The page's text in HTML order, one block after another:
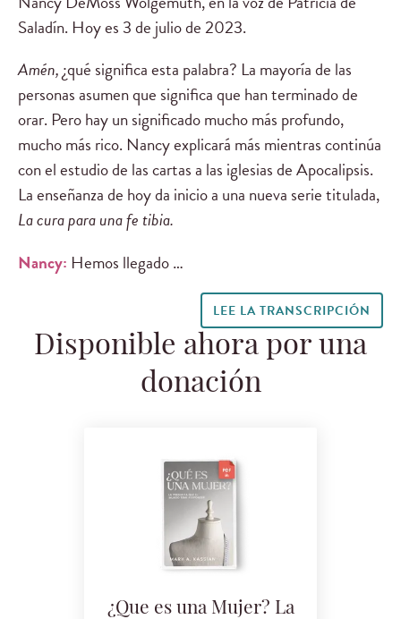
Saladín. Hoy es 3 de julio de 2023.
Amén,¿qué significa esta palabra? La mayoría de las
personas asumen que significa que han terminado de
orar. Pero hay un significado mucho más profundo,
mucho más rico. Nancy explicará más mientras continúa
con el estudio de las cartas a las iglesias de Apocalipsis.
La enseñanza de hoy da inicio a una nueva serie titulada,
La cura para una fe tibia.
Nancy: Hemos llegado …
LEE LA TRANSCRIPCIÓN
Disponible ahora por una
donación
¿Que es una Mujer? La